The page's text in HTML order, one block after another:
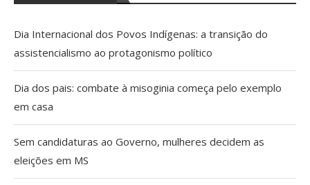
Dia Internacional dos Povos Indígenas: a transição do
assistencialismo ao protagonismo político
Dia dos pais: combate à misoginia começa pelo exemplo
em casa
Sem candidaturas ao Governo, mulheres decidem as
eleições em MS